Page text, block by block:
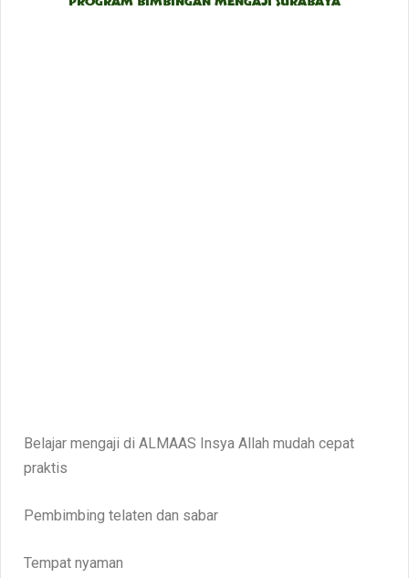
Belajar mengaji di ALMAAS Insya Allah mudah cepat
praktis
Pembimbing telaten dan sabar
Tempat nyaman